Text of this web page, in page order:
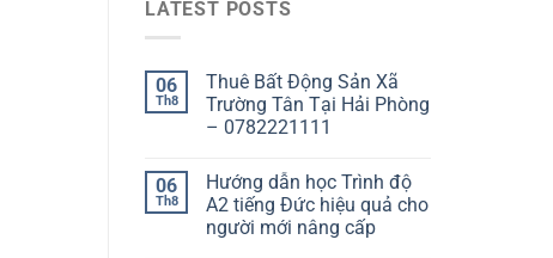
LATEST POSTS
06
Th8
Thuê Bất Động Sản Xã
Trường Tân Tại Hải Phòng
– 0782221111
06
Th8
Hướng dẫn học Trình độ
A2 tiếng Đức hiệu quả cho
người mới nâng cấp